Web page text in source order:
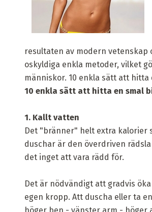
resultaten av modern
oskyldiga enkla metoder, vilket
människor. 10 enkla sätt att
10 enkla sätt att hitta en smal
1. Kallt vatten
Det "bränner" helt extra kalorier
duschar är den överdriven
det inget att vara rädd för.
Det är nödvändigt att gradvis
egen kropp. Att duscha eller ta